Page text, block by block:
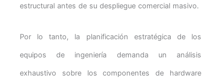
estructural antes de su despliegue comercial masivo.
Por lo tanto, la planificación estratégica de los
equipos de ingeniería demanda un análisis
exhaustivo sobre los componentes de hardware